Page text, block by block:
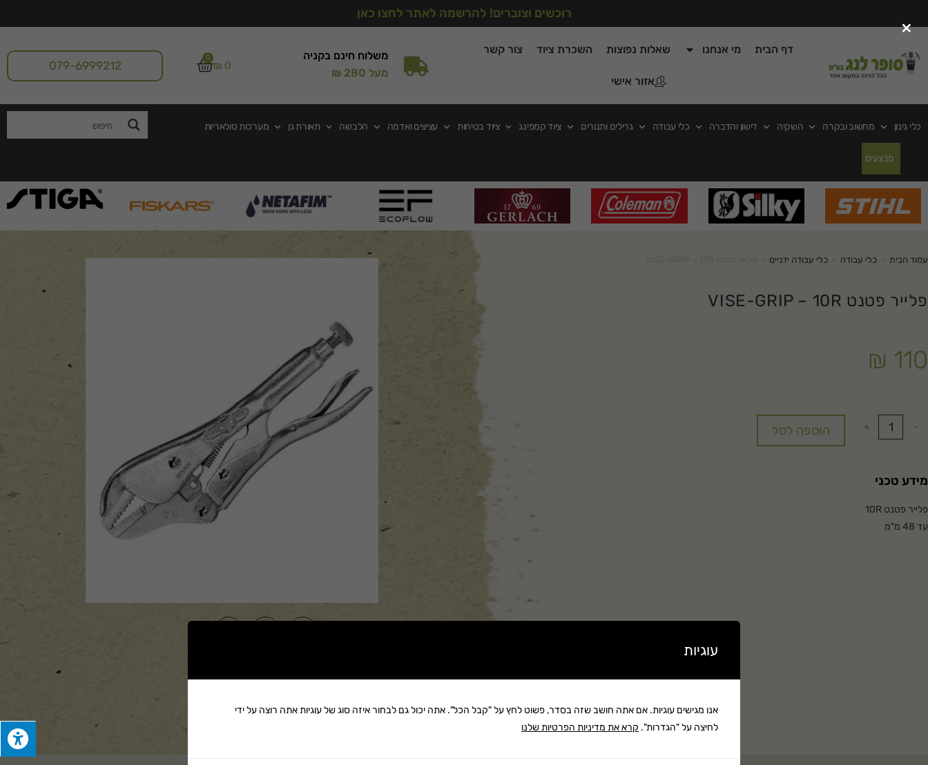
רוכשים וצוברים! להרשמה לאתר לחצו כאן
דף הבית מי אנחנו שאלות נפוצות השכרת ציוד צור קשר
אזור אישי
משלוח חינם בקניה
מעל 280 ₪
₪0
0
079-6999212
כלי גינון מחשוב ובקרה השקיה דישון והדברה כלי עבודה גרילים ותנורים ציוד קמפינג ציוד בטיחות עציצים ואדמה הלבשה תאורת גן מערכות סולאריות
מבצעים
עמוד הבית כלי עבודה כלי עבודה ידניים
פלייר פטנט VISE-GRIP – 10R
₪ 110
-
+ הוספה לסל
מידע טכני
פלייר פטנט 10R
עד 48 מ"מ
שתף:
זמן אספקה:עד 8 ימי עסקים
×
עוגיות
אנו מגישים עוגיות. אם אתה חושב שזה בסדר, פשוט לחץ על "קבל הכל". אתה יכול גם לבחור איזה סוג של עוגיות אתה רוצה על ידי
לחיצה על "הגדרות". קרא את מדיניות הפרטיות שלנו